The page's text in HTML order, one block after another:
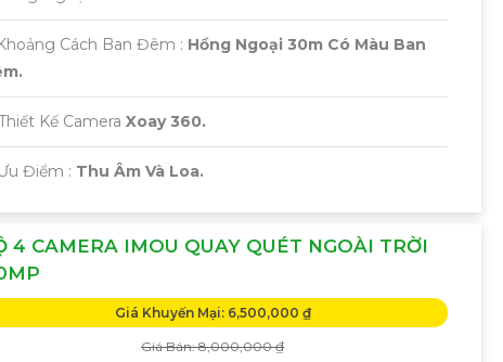
Cách Ban Đêm : Hồng Ngoại 30m Có Màu Ban
Kế Camera Xoay 360.
Điểm : Thu Âm Và Loa.
4 CAMERA IMOU QUAY QUÉT NGOÀI TRỜI
Giá Khuyến Mại: 6,500,000 ₫
Giá Bán: 8,000,000 ₫